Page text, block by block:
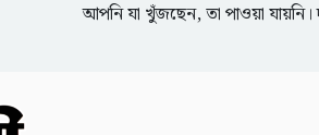
আপনি যা খুঁজছেন, তা পাওয়া যায়নি।